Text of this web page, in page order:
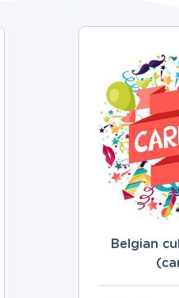
Belgian